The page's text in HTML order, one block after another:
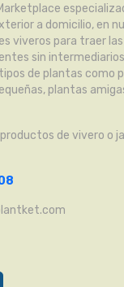
a domicilio, en
viveros para traer
sin
de plantas como
plantas
de vivero o